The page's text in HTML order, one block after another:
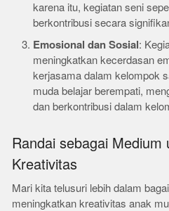
karena itu, kegiatan seni
berkontribusi secara
Emosional dan Sosial:
meningkatkan kecerdasan
kerjasama dalam kelompok
muda belajar berempati,
dan berkontribusi dalam
Randai sebagai Medium
Kreativitas
Mari kita telusuri lebih dalam
meningkatkan kreativitas anak